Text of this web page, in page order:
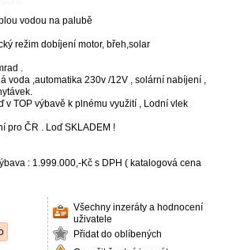
vodou na palubě
režim dobíjení motor, břeh,solar
.
voda ,automatika 230v /12V , solární nabíjení ,
v TOP výbavě k plnému využití , Lodní vlek
pro ČR . Loď SKLADEM !
: 1.999.000,-Kč s DPH ( katalogová cena
Všechny inzeráty a hodnocení
uživatele
Přidat do oblíbených